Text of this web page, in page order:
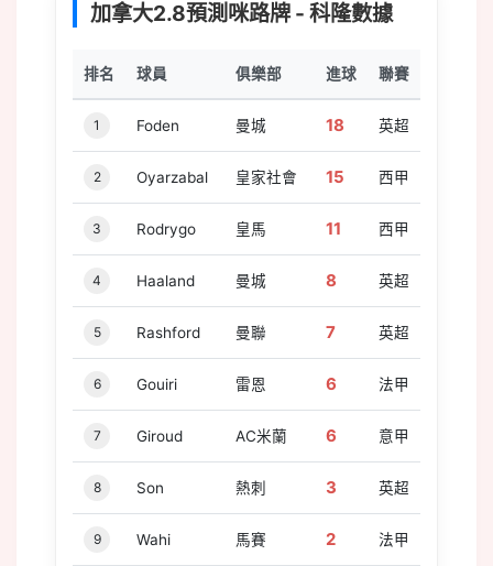
加拿大2.8預測咪路牌 - 科隆數據
排名 球員 俱樂部 進球 聯賽
1 Foden 曼城 18 英超
2 Oyarzabal 皇家社會 15 西甲
3 Rodrygo 皇馬 11 西甲
4 Haaland 曼城 8 英超
5 Rashford 曼聯 7 英超
6 Gouiri 雷恩 6 法甲
7 Giroud AC米蘭 6 意甲
8 Son 熱刺 3 英超
9 Wahi 馬賽 2 法甲